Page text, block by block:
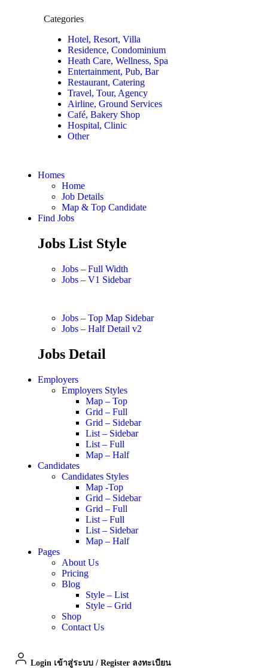
Categories
Hotel, Resort, Villa
Residence, Condominium
Heath Care, Wellness, Spa
Entertainment, Pub, Bar
Restaurant, Catering
Travel, Tour, Agency
Airline, Ground Services
Café, Bakery Shop
Hospital, Clinic
Other
Homes
Home
Job Details
Map & Top Candidate
Find Jobs
Jobs List Style
Jobs – Full Width
Jobs – V1 Sidebar
Jobs – Top Map Sidebar
Jobs – Half Detail v2
Jobs Detail
Employers
Employers Styles
Map – Top
Grid – Full
Grid – Sidebar
List – Sidebar
List – Full
Map – Half
Candidates
Candidates Styles
Map -Top
Grid – Sidebar
Grid – Full
List – Full
List – Sidebar
Map – Half
Pages
About Us
Pricing
Blog
Style – List
Style – Grid
Shop
Contact Us
Login เข้าสู่ระบบ / Register ลงทะเบียน